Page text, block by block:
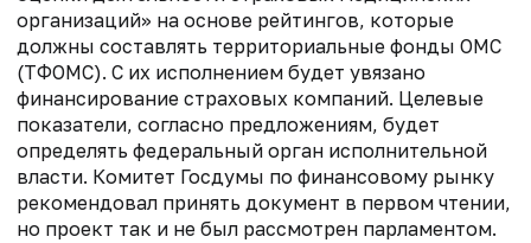
организаций» на основе рейтингов, которые
должны составлять территориальные фонды ОМС
(ТФОМС). С их исполнением будет увязано
финансирование страховых компаний. Целевые
показатели, согласно предложениям, будет
определять федеральный орган исполнительной
власти. Комитет Госдумы по финансовому рынку
рекомендовал принять документ в первом чтении,
но проект так и не был рассмотрен парламентом.